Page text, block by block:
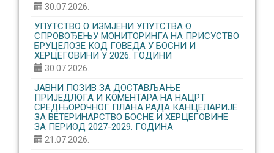
30.07.2026.
УПУТСТВО О ИЗМЈЕНИ УПУТСТВА О
СПРОВОЂЕЊУ МОНИТОРИНГА НА ПРИСУСТВО
БРУЦЕЛОЗЕ КОД ГОВЕДА У БОСНИ И
ХЕРЦЕГОВИНИ У 2026. ГОДИНИ
30.07.2026.
ЈАВНИ ПОЗИВ ЗА ДОСТАВЉАЊЕ
ПРИЈЕДЛОГА И КОМЕНТАРА НА НАЦРТ
СРЕДЊОРОЧНОГ ПЛАНА РАДА КАНЦЕЛАРИЈЕ
ЗА ВЕТЕРИНАРСТВО БОСНЕ И ХЕРЦЕГОВИНЕ
ЗА ПЕРИОД 2027-2029. ГОДИНА
21.07.2026.